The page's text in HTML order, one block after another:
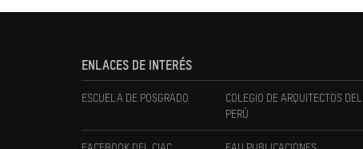
ENLACES DE INTERÉS
ESCUELA DE POSGRADO
COLEGIO DE ARQUITECTOS DEL
PERÚ